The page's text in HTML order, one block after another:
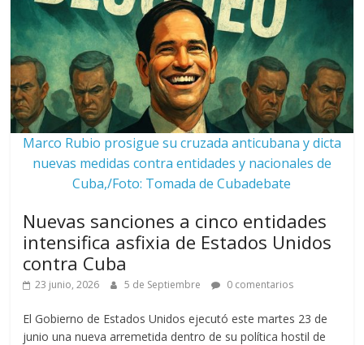
Marco Rubio prosigue su cruzada anticubana y dicta
nuevas medidas contra entidades y nacionales de
Cuba,/Foto: Tomada de Cubadebate
Nuevas sanciones a cinco entidades
intensifica asfixia de Estados Unidos
contra Cuba
23 junio, 2026 5 de Septiembre 0 comentarios
El Gobierno de Estados Unidos ejecutó este martes 23 de
junio una nueva arremetida dentro de su política hostil de